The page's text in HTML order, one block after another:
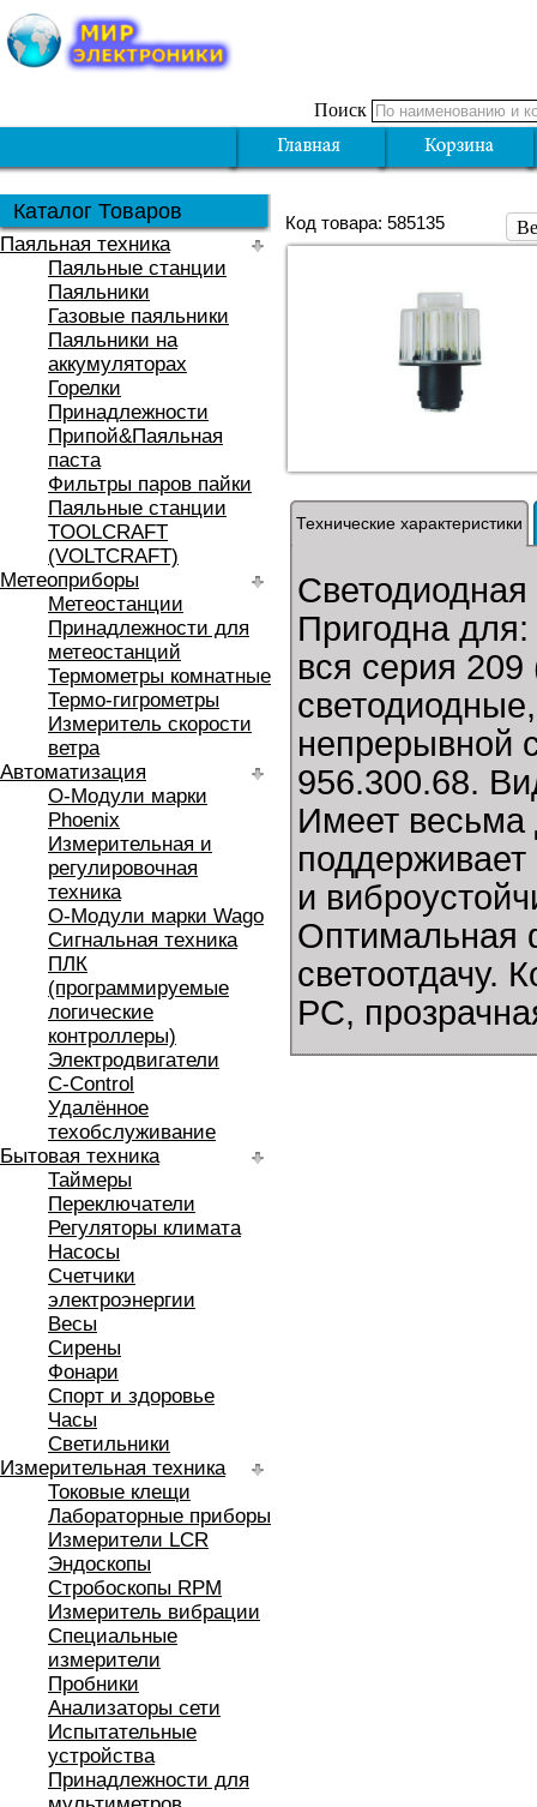
Поиск
Каталог Товаров
Паяльная техника
Паяльные станции
Паяльники
Газовые паяльники
Паяльники на
аккумуляторах
Горелки
Принадлежности
Припой&Паяльная
паста
Фильтры паров пайки
Паяльные станции
TOOLCRAFT
(VOLTCRAFT)
Метеоприборы
Метеостанции
Принадлежности для
метеостанций
Термометры комнатные
Термо-гигрометры
Измеритель скорости
ветра
Автоматизация
O-Модули марки
Phoenix
Измерительная и
регулировочная
техника
O-Модули марки Wago
Сигнальная техника
ПЛК
(программируемые
логические
контроллеры)
Электродвигатели
C-Control
Удалённое
техобслуживание
Бытовая техника
Таймеры
Переключатели
Регуляторы климата
Насосы
Счетчики
электроэнергии
Весы
Сирены
Фонари
Спорт и здоровье
Часы
Светильники
Измерительная техника
Токовые клещи
Лабораторные приборы
Измерители LCR
Эндоскопы
Стробоскопы RPM
Измеритель вибрации
Специальные
измерители
Пробники
Анализаторы сети
Испытательные
устройства
Принадлежности для
Код товара: 585135
Технические характеристики
Пригодна
вся серия
непрерывной
956.300.68.
Имеет весьма
и
Оптимальная
светоотдачу.
РС,